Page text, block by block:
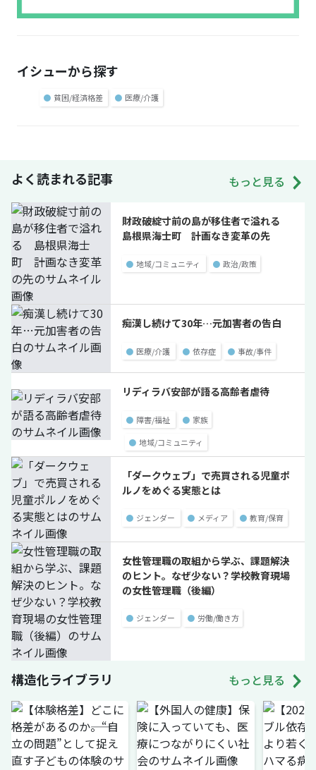
イシューから探す
● 貧困/経済格差 ● 医療/介護
よく読まれる記事 もっと見る
財政破綻寸前の島が移住者で溢れる
島根県海士町 計画なき変革の先
● 地域/コミュニティ ● 政治/政策
痴漢し続けて30年…元加害者の告白
● 医療/介護 ● 依存症 ● 事故/事件
リディラバ安部が語る高齢者虐待
● 障害/福祉 ● 家族
● 地域/コミュニティ
「ダークウェブ」で売買される児童ポ
ルノをめぐる実態とは
● ジェンダー ● メディア ● 教育/保育
女性管理職の取組から学ぶ、課題解決
のヒント。なぜ少ない？学校教育現場
の女性管理職（後編）
● ジェンダー ● 労働/働き方
構造化ライブラリ もっと見る